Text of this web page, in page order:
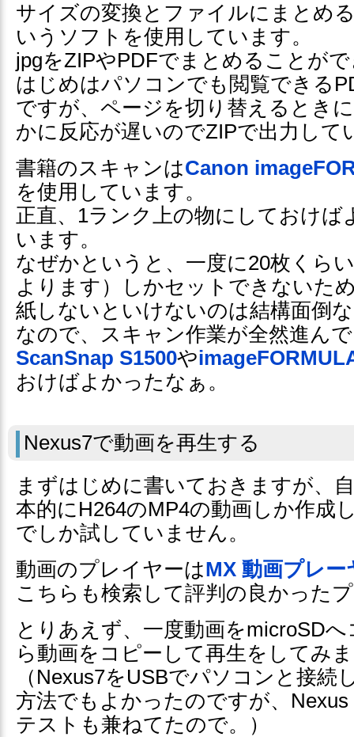
サイズの変換とファイルにまとめ
いうソフトを使用しています。
jpgをZIPやPDFでまとめることが
はじめはパソコンでも閲覧できる
ですが、ページを切り替えるとき
かに反応が遅いのでZIPで出力して
書籍のスキャンはCanon
を使用しています。
正直、1ランク上の物にしておけば
います。
なぜかというと、一度に20枚くら
よります）しかセットできないた
紙しないといけないのは結構面倒
なので、スキャン作業が全然進ん
ScanSnap S1500や
おけばよかったなぁ。
Nexus7で動画を再生する
まずはじめに書いておきますが、
本的にH264のMP4の動画しか作成
でしか試していません。
動画のプレイヤーはMX 動画プレー
こちらも検索して評判の良かった
とりあえず、一度動画をmicroSD
ら動画をコピーして再生をしてみ
（Nexus7をUSBでパソコンと接続
方法でもよかったのですが、Nexus
テストも兼ねてたので。）